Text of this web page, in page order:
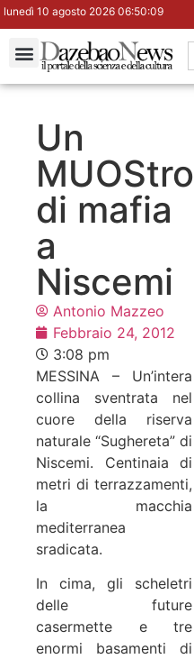
lunedì 10 agosto 2026 06:50:10
Un
MUOStro
di mafia
a
Niscemi
Antonio Mazzeo
Febbraio 24, 2012
3:08 pm
MESSINA – Un’intera
collina sventrata nel
cuore della riserva
naturale “Sughereta” di
Niscemi. Centinaia di
metri di terrazzamenti,
la macchia
mediterranea
sradicata.
In cima, gli scheletri
delle future
casermette e tre
enormi basamenti di